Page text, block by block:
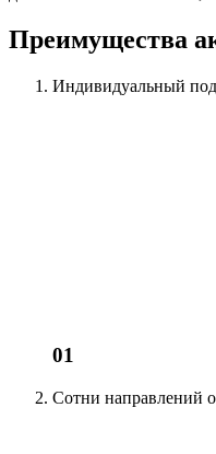
Преимущества
Индивидуальный
01
Сотни направлений